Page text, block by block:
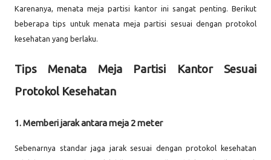
Karenanya, menata meja partisi kantor ini sangat penting. Berikut
beberapa tips untuk menata meja partisi sesuai dengan protokol
kesehatan yang berlaku.
Tips Menata Meja Partisi Kantor Sesuai
Protokol Kesehatan
1. Memberi jarak antara meja 2 meter
Sebenarnya standar jaga jarak sesuai dengan protokol kesehatan